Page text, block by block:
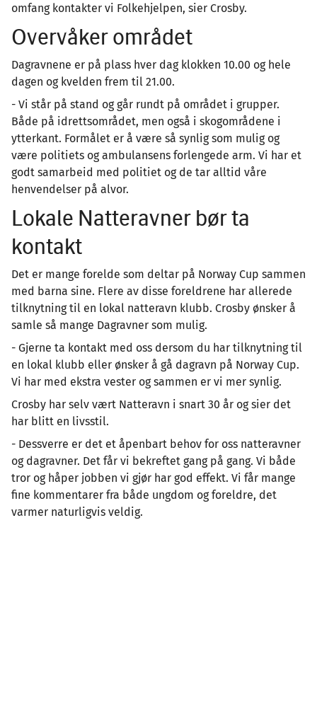
omfang kontakter vi Folkehjelpen, sier Crosby.
Overvåker området
Dagravnene er på plass hver dag klokken 10.00 og hele
dagen og kvelden frem til 21.00.
- Vi står på stand og går rundt på området i grupper.
Både på idrettsområdet, men også i skogområdene i
ytterkant. Formålet er å være så synlig som mulig og
være politiets og ambulansens forlengede arm. Vi har et
godt samarbeid med politiet og de tar alltid våre
henvendelser på alvor.
Lokale Natteravner bør ta
kontakt
Det er mange forelde som deltar på Norway Cup sammen
med barna sine. Flere av disse foreldrene har allerede
tilknytning til en lokal natteravn klubb. Crosby ønsker å
samle så mange Dagravner som mulig.
- Gjerne ta kontakt med oss dersom du har tilknytning til
en lokal klubb eller ønsker å gå dagravn på Norway Cup.
Vi har med ekstra vester og sammen er vi mer synlig.
Crosby har selv vært Natteravn i snart 30 år og sier det
har blitt en livsstil.
- Dessverre er det et åpenbart behov for oss natteravner
og dagravner. Det får vi bekreftet gang på gang. Vi både
tror og håper jobben vi gjør har god effekt. Vi får mange
fine kommentarer fra både ungdom og foreldre, det
varmer naturligvis veldig.